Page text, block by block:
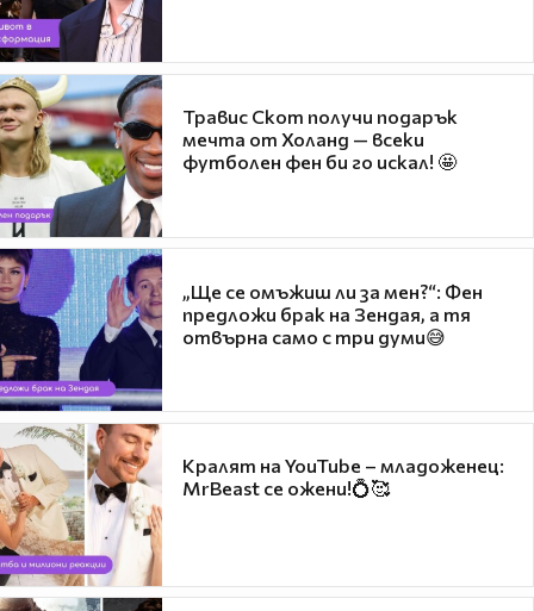
Травис Скот получи подарък
мечта от Холанд — всеки
футболен фен би го искал! 🤩
„Ще се омъжиш ли за мен?“: Фен
предложи брак на Зендая, а тя
отвърна само с три думи😅
Кралят на YouTube – младоженец:
MrBeast се ожени!💍🥰